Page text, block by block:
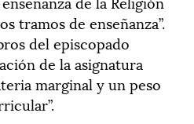
tramos de enseñanza”.
del episcopado
de la asignatura
marginal y un peso